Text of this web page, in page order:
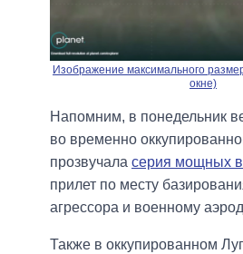
Изображение максимального
окне)
Напомним, в понедельник
во временно
прозвучала серия мощных
прилет по месту
агрессора и военному
Также в оккупированном